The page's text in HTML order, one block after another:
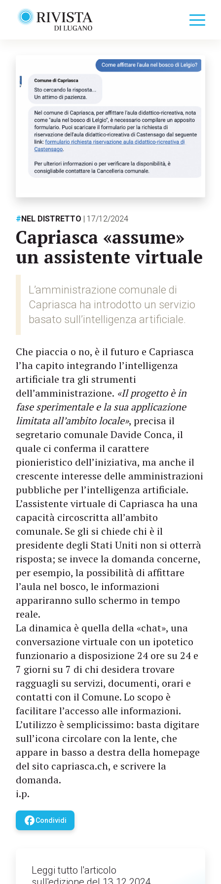
#NEL DISTRETTO | 17/12/2024
Capriasca «assume»
un assistente virtuale
L’amministrazione comunale di
Capriasca ha introdotto un servizio
basato sull’intelligenza artificiale.
Che piaccia o no, è il futuro e Capriasca
l’ha capito integrando l’intelligenza
artificiale tra gli strumenti
dell’amministrazione. «Il progetto è in
fase sperimentale e la sua applicazione
limitata all’ambito locale», precisa il
segretario comunale Davide Conca, il
quale ci conferma il carattere
pionieristico dell’iniziativa, ma anche il
crescente interesse delle amministrazioni
pubbliche per l’intelligenza artificiale.
L’assistente virtuale di Capriasca ha una
capacità circoscritta all’ambito
comunale. Se gli si chiede chi è il
presidente degli Stati Uniti non si otterrà
risposta; se invece la domanda concerne,
per esempio, la possibilità di affittare
l’aula nel bosco, le informazioni
appariranno sullo schermo in tempo
reale.
La dinamica è quella della «chat», una
conversazione virtuale con un ipotetico
funzionario a disposizione 24 ore su 24 e
7 giorni su 7 di chi desidera trovare
ragguagli su servizi, documenti, orari e
contatti con il Comune. Lo scopo è
facilitare l’accesso alle informazioni.
L’utilizzo è semplicissimo: basta digitare
sull’icona circolare con la lente, che
appare in basso a destra della homepage
del sito capriasca.ch, e scrivere la
domanda.
i.p.
facebookCondividi
Leggi tutto l'articolo